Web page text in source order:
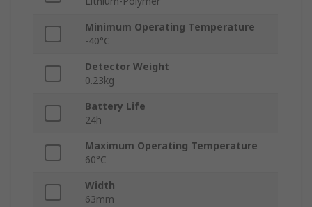
Minimum Operating Temperature
-40°C
Detector Weight
0.23kg
Battery Life
24h
Maximum Operating Temperature
60°C
Width
63mm